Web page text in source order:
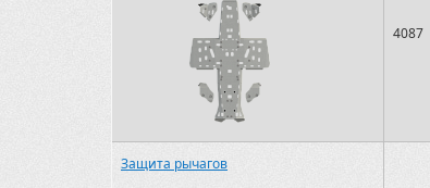
4087
Защита рычагов